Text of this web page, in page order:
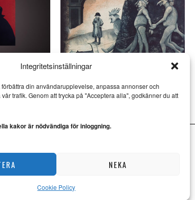
Integritetsinställningar
din användarupplevelse, anpassa annonser och
trafik. Genom att trycka på "Acceptera alla", godkänner du att
kakor är nödvändiga för inloggning.
NEKA
Cookie Policy
med värme